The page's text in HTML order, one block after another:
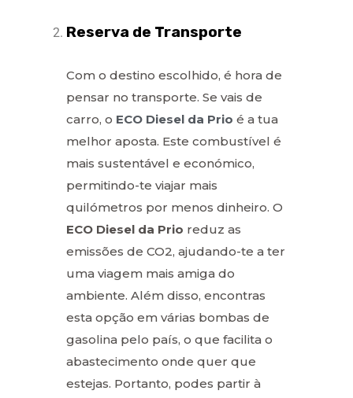
Reserva de Transporte
Com o destino escolhido, é hora de
pensar no transporte. Se vais de
carro, o ECO Diesel da Prio é a tua
melhor aposta. Este combustível é
mais sustentável e económico,
permitindo-te viajar mais
quilómetros por menos dinheiro. O
ECO Diesel da Prio reduz as
emissões de CO2, ajudando-te a ter
uma viagem mais amiga do
ambiente. Além disso, encontras
esta opção em várias bombas de
gasolina pelo país, o que facilita o
abastecimento onde quer que
estejas. Portanto, podes partir à